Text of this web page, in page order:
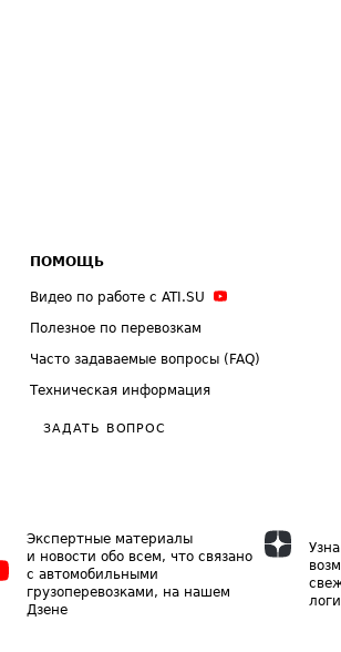
ПОМОЩЬ
Видео по работе с ATI.SU
Полезное по перевозкам
Часто задаваемые вопросы (FAQ)
Техническая информация
ЗАДАТЬ ВОПРОС
Экспертные материалы
и новости обо всем, что связано
с автомобильными
грузоперевозками, на нашем
Дзене